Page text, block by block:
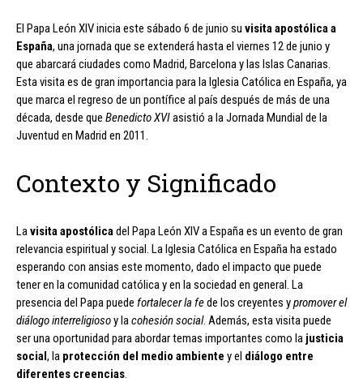
El Papa León XIV inicia este sábado 6 de junio su visita apostólica a
España, una jornada que se extenderá hasta el viernes 12 de junio y
que abarcará ciudades como Madrid, Barcelona y las Islas Canarias.
Esta visita es de gran importancia para la Iglesia Católica en España, ya
que marca el regreso de un pontífice al país después de más de una
década, desde que Benedicto XVIasistió a la Jornada Mundial de la
Juventud en Madrid en 2011.
Contexto y Significado
Lavisita apostólicadel Papa León XIV a España es un evento de gran
relevancia espiritual y social. La Iglesia Católica en España ha estado
esperando con ansias este momento, dado el impacto que puede
tener en la comunidad católica y en la sociedad en general. La
presencia del Papa puede fortalecer la fede los creyentes ypromover el
diálogo interreligiosoy lacohesión social. Además, esta visita puede
ser una oportunidad para abordar temas importantes como la justicia
social, la protección del medio ambiente y el diálogo entre
diferentes creencias.